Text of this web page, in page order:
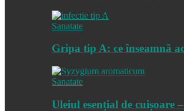
Sanatate
Gripa tip A: ce înseamnă
Sanatate
Uleiul esențial de cuișoare